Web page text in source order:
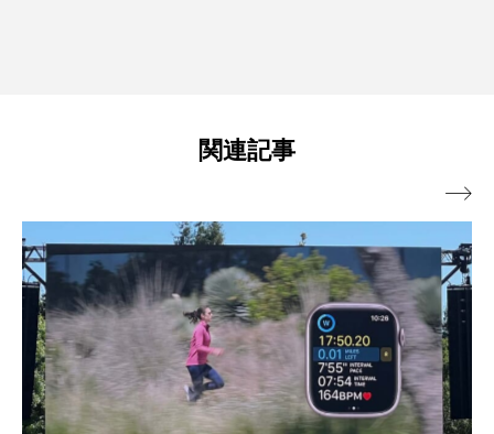
関連記事
